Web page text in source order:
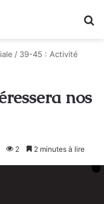
/ 39-45 : Activité
nos
2 2 minutes à lire